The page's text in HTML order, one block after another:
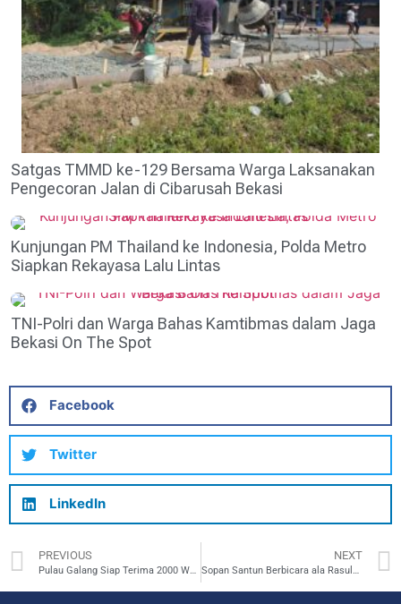
Satgas TMMD ke-129 Bersama Warga Laksanakan
Pengecoran Jalan di Cibarusah Bekasi
Kunjungan PM Thailand ke Indonesia, Polda Metro
Siapkan Rekayasa Lalu Lintas
TNI-Polri dan Warga Bahas Kamtibmas dalam Jaga
Bekasi On The Spot
Facebook
Twitter
LinkedIn
PREVIOUS
Pulau Galang Siap Terima 2000 Warga Gaza, Evakuasikah?
NEXT
Sopan Santun Berbicara ala Rasulullah SAW, Cerminan Iman yang Perlu Diteladani